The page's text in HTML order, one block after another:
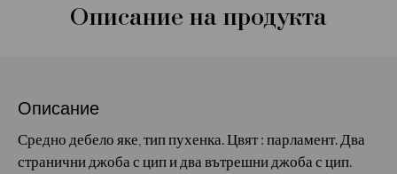
Описание на продукта
Описание
Средно дебело яке, тип пухенка. Цвят : парламент. Два
странични джоба с цип и два вътрешни джоба с цип.